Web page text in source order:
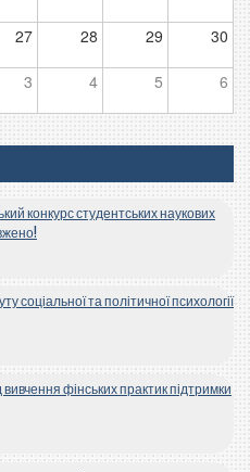
27 28 29 30
3 4 5 6
конкурс студентських наукових
соціальної та політичної психології
фінських практик підтримки